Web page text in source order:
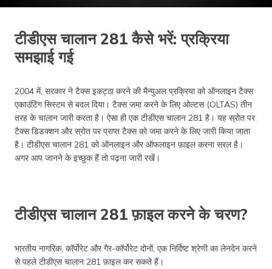
टीडीएस चालान 281 कैसे भरें: प्रक्रिया
समझाई गई
2004 में, सरकार ने टैक्स इकट्ठा करने की मैन्युअल प्रक्रिया को ऑनलाइन टैक्स
एकाउंटिंग सिस्टम से बदल दिया। टैक्स जमा करने के लिए ओल्टस (OLTAS) तीन
तरह के चालान जारी करता है। ऐसा ही एक टीडीएस चालान 281 है। यह स्रोत पर
टैक्स डिडक्शन और स्रोत पर प्राप्त टैक्स को जमा करने के लिए जारी किया जाता
है। टीडीएस चालान 281 को ऑनलाइन और ऑफलाइन फ़ाइल करना सरल है।
अगर आप जानने के इच्छुक हैं तो पढ़ना जारी रखें।
टीडीएस चालान 281 फ़ाइल करने के चरण?
भारतीय नागरिक, कॉर्पोरेट और गैर-कॉर्पोरेट दोनों, एक निर्दिष्ट श्रेणी का लेनदेन करने
से पहले टीडीएस चालान 281 फ़ाइल कर सकते हैं।